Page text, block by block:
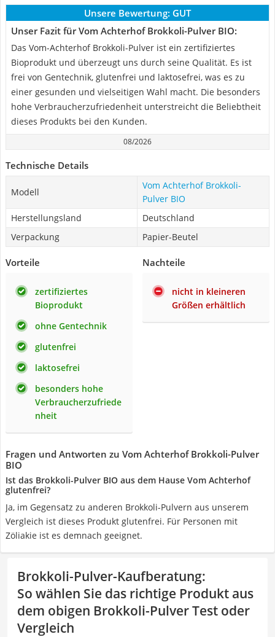
Unsere Bewertung: GUT
Unser Fazit für Vom Achterhof Brokkoli-Pulver BIO:
Das Vom-Achterhof Brokkoli-Pulver ist ein zertifiziertes
Bioprodukt und überzeugt uns durch seine Qualität. Es ist
frei von Gentechnik, glutenfrei und laktosefrei, was es zu
einer gesunden und vielseitigen Wahl macht. Die besonders
hohe Verbraucherzufriedenheit unterstreicht die Beliebtheit
dieses Produkts bei den Kunden.
08/2026
Technische Details
Modell
Vom Achterhof Brokkoli-
Pulver BIO
Herstellungsland
Deutschland
Verpackung
Papier-Beutel
Vorteile
zertifiziertes
Bioprodukt
ohne Gentechnik
glutenfrei
laktosefrei
besonders hohe
Verbraucherzufriede
nheit
Nachteile
nicht in kleineren
Größen erhältlich
Fragen und Antworten zu Vom Achterhof Brokkoli-Pulver
BIO
Ist das Brokkoli-Pulver BIO aus dem Hause Vom Achterhof
glutenfrei?
Ja, im Gegensatz zu anderen Brokkoli-Pulvern aus unserem
Vergleich ist dieses Produkt glutenfrei. Für Personen mit
Zöliakie ist es demnach geeignet.
Brokkoli-Pulver-Kaufberatung:
So wählen Sie das richtige Produkt aus
dem obigen Brokkoli-Pulver Test oder
Vergleich